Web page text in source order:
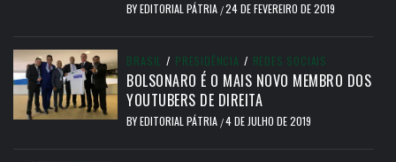
BYEDITORIAL PÁTRIA /24 DE FEVEREIRO DE 2019
BRASIL / PRESIDÊNCIA / REDES SOCIAIS
BOLSONARO É O MAIS NOVO MEMBRO DOS
YOUTUBERS DE DIREITA
BYEDITORIAL PÁTRIA /4 DE JULHO DE 2019